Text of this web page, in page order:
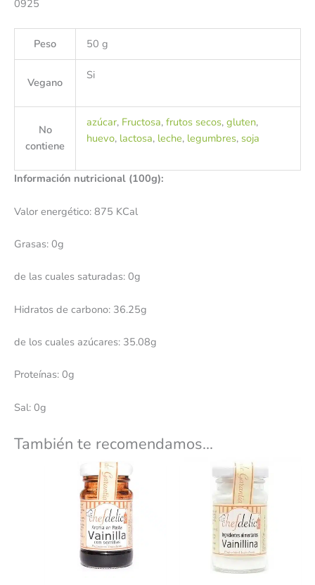
0925
Peso 50 g
Vegano
Si
No
contiene
azúcar, Fructosa, frutos secos, gluten,
huevo, lactosa, leche, legumbres, soja
Información nutricional (100g):
Valor energético: 875 KCal
Grasas: 0g
de las cuales saturadas: 0g
Hidratos de carbono: 36.25g
de los cuales azúcares: 35.08g
Proteínas: 0g
Sal: 0g
También te recomendamos…